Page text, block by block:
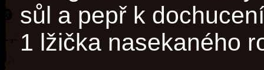
sůl a pepř k dochucení
1 lžička nasekaného